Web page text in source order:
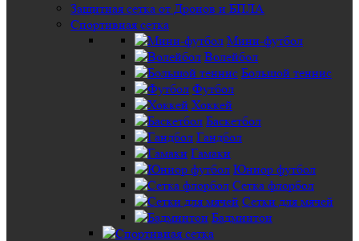
Защитная сетка от Дронов и БПЛА
Спортивная сетка
Мини-футбол
Волейбол
Большой теннис
Футбол
Хоккей
Баскетбол
Гандбол
Гамаки
Юниор футбол
Сетка флорбол
Сетки для мячей
Бадминтон